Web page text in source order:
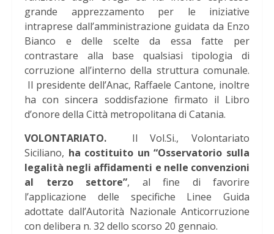
grande apprezzamento per le iniziative
intraprese dall’amministrazione guidata da Enzo
Bianco e delle scelte da essa fatte per
contrastare alla base qualsiasi tipologia di
corruzione all’interno della struttura comunale.
Il presidente dell’Anac, Raffaele Cantone, inoltre
ha con sincera soddisfazione firmato il Libro
d’onore della Città metropolitana di Catania.
VOLONTARIATO. Il Vol.Si., Volontariato
Siciliano, ha costituito un “Osservatorio sulla
legalità negli affidamenti e nelle convenzioni
al terzo settore”, al fine di favorire
l’applicazione delle specifiche Linee Guida
adottate dall’Autorità Nazionale Anticorruzione
con delibera n. 32 dello scorso 20 gennaio.